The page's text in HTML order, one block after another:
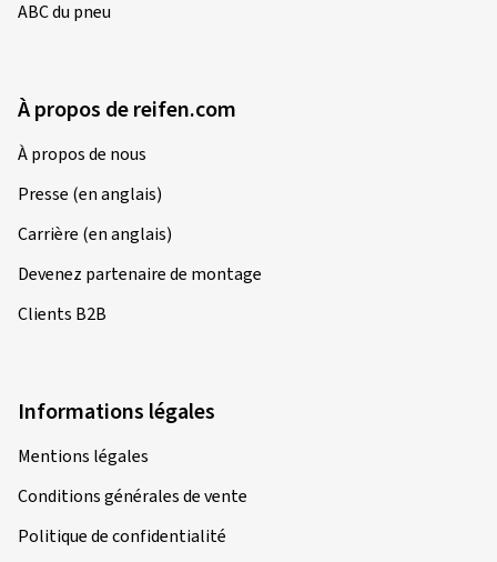
ABC du pneu
À propos de reifen.com
À propos de nous
Presse (en anglais)
Carrière (en anglais)
Devenez partenaire de montage
Clients B2B
Informations légales
Mentions légales
Conditions générales de vente
Politique de confidentialité